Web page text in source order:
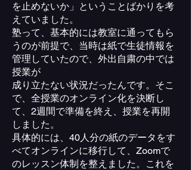
を止めないか」ということばかりを考
えていました。
塾って、基本的には教室に通ってもら
うのが前提で、当時は紙で生徒情報を
管理していたので、外出自粛の中では
授業が
成り立たない状況だったんです。そこ
で、全授業のオンライン化を決断し
て、2週間で準備を終え、授業を再開
しました。
具体的には、40人分の紙のデータをす
べてオンラインに移行して、Zoomで
のレッスン体制を整えました。これを